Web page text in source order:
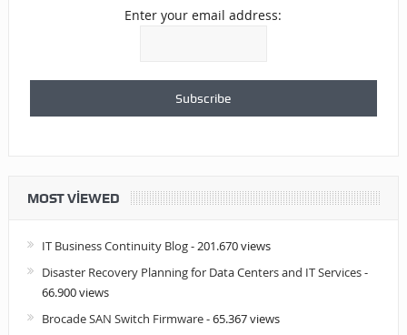
Enter your email address:
MOST VIEWED
IT Business Continuity Blog- 201.670 views
Disaster Recovery Planning for Data Centers and IT Services-
66.900 views
Brocade SAN Switch Firmware- 65.367 views